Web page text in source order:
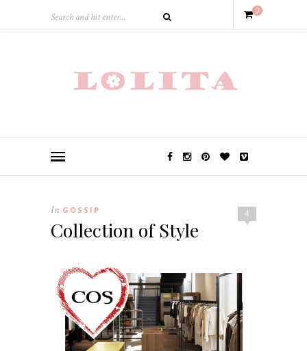
0
4
In GOSSIP
Collection of Style